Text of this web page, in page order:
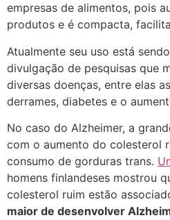
empresas de alimentos, pois
produtos e é compacta,
Atualmente seu uso está
divulgação de pesquisas que
diversas doenças, entre elas
derrames, diabetes e o
No caso do Alzheimer, a
com o aumento do colesterol
consumo de gorduras trans.
homens finlandeses mostrou
colesterol ruim estão
maior de desenvolver